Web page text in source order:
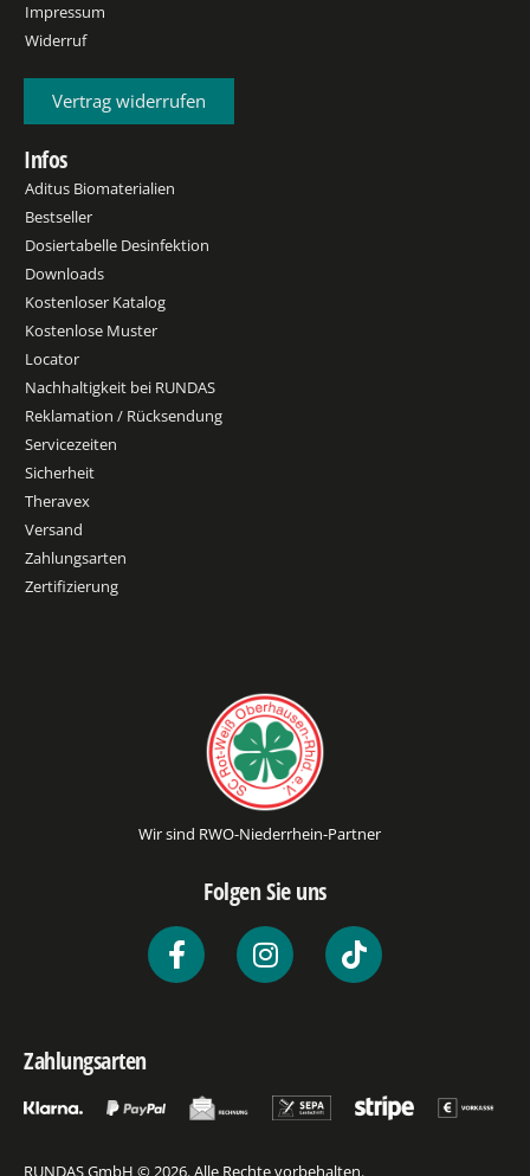
Impressum
Widerruf
Vertrag widerrufen
Infos
Aditus Biomaterialien
Bestseller
Dosiertabelle Desinfektion
Downloads
Kostenloser Katalog
Kostenlose Muster
Locator
Nachhaltigkeit bei RUNDAS
Reklamation / Rücksendung
Servicezeiten
Sicherheit
Theravex
Versand
Zahlungsarten
Zertifizierung
Wir sind RWO-Niederrhein-Partner
Folgen Sie uns
Zahlungsarten
RUNDAS GmbH © 2026. Alle Rechte vorbehalten.